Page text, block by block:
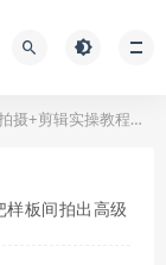
教程，快速教你如何把样板间拍出高级感（51节课）
样板间拍出高级